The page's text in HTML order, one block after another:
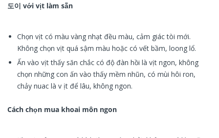
도이 với vịt làm sẵn
Chọn vịt có màu vàng nhạt đều màu, cảm giác tòi mới.
Không chọn vịt quá sậm màu hoặc có vết bầm, loong lổ.
Ấn vào vịt thấy săn chắc có độ đàn hồi là vịt ngon, không
chọn những con ấn vào thấy mềm nhũn, có mùi hôi ron,
chảy nuac là v ịt để lâu, không ngon.
Cách chọn mua khoai môn ngon